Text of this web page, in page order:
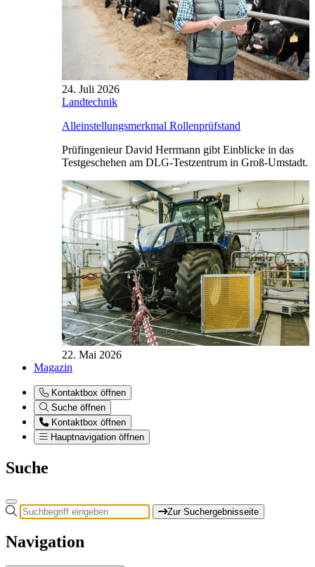
24. Juli 2026
Landtechnik
Alleinstellungsmerkmal Rollenprüfstand
Prüfingenieur David Herrmann gibt Einblicke in das
Testgeschehen am DLG-Testzentrum in Groß-Umstadt.
22. Mai 2026
Magazin
Kontaktbox öffnen
Suche öffnen
Kontaktbox öffnen
Hauptnavigation öffnen
Suche
Zur Suchergebnisseite
Navigation